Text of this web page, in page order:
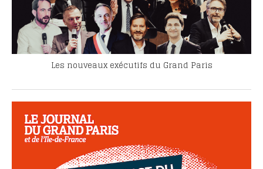
Les nouveaux exécutifs du Grand Paris